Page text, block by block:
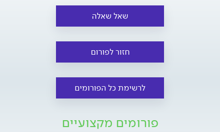
שאל שאלה
חזור לפורום
לרשימת כל הפורומים
פורומים מקצועיים